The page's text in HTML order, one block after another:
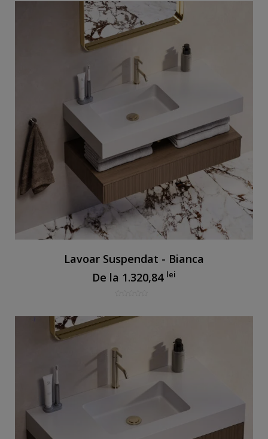
Lavoar Suspendat - Bianca
De la 1.320,84 lei